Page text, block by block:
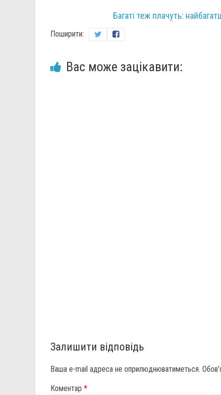
Багаті теж плачуть:
Поширити:
Вас може зацікавити:
Залишити відповідь
Ваша e-mail адреса не оприлюднюватиметься.
Коментар *